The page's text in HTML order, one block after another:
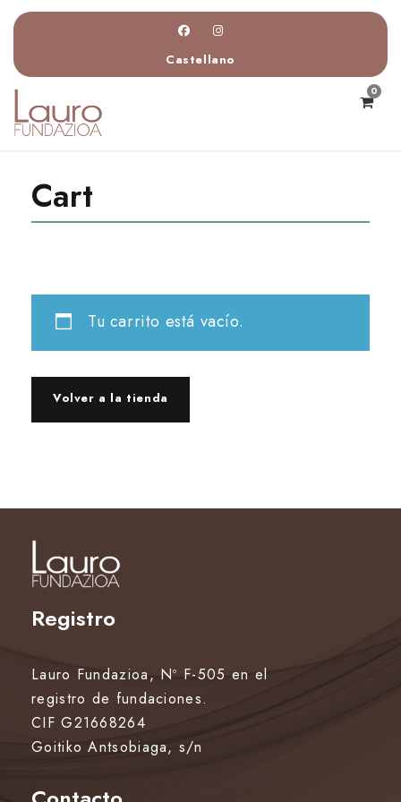
Castellano
0
Cart
Tu carrito está vacío.
Volver a la tienda
Registro
Lauro Fundazioa, Nº F-505 en el
registro de fundaciones.
CIF G21668264
Goitiko Antsobiaga, s/n